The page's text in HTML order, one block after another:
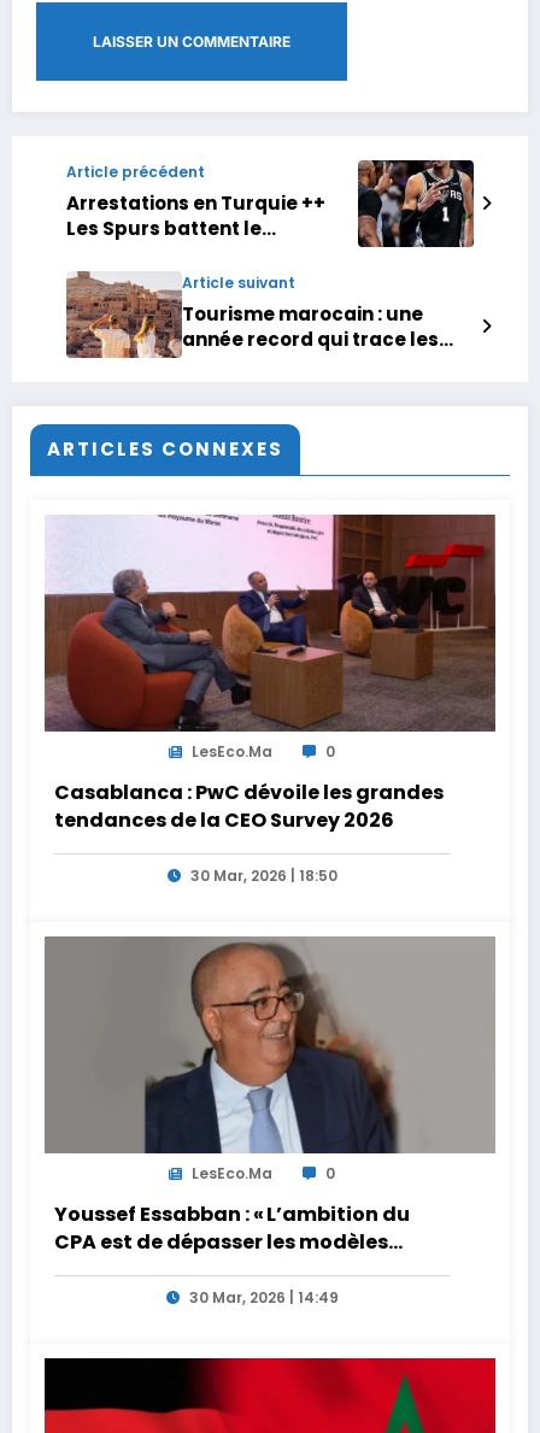
Article précédent
Arrestations en Turquie ++
Les Spurs battent le
Article suivant
Tourisme marocain : une
année record qui trace les
ARTICLES CONNEXES
LesEco.ma 0
Casablanca : PwC dévoile les grandes
tendances de la CEO Survey 2026
30 Mar, 2026 | 18:50
LesEco.ma 0
Youssef Essabban : « L’ambition du
CPA est de dépasser les modèles
traditionnels et académiques de
formation en s’appuyant sur le
30 Mar, 2026 | 14:49